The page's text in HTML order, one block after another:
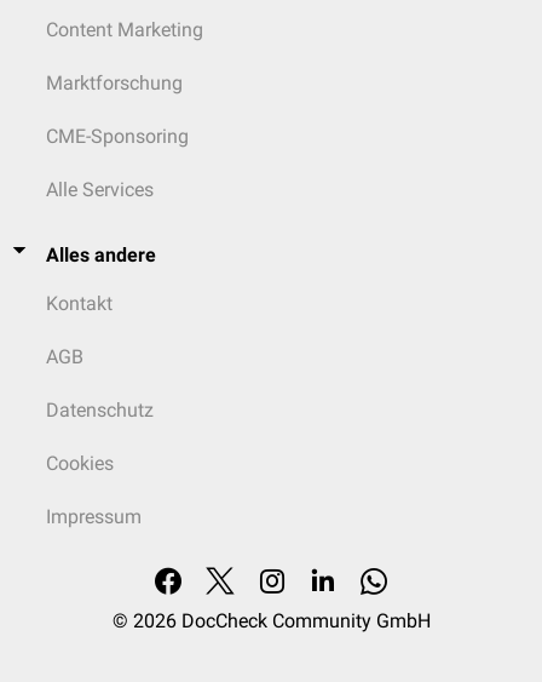
Content Marketing
Marktforschung
CME-Sponsoring
Alle Services
Alles andere
Kontakt
AGB
Datenschutz
Cookies
Impressum
© 2026 DocCheck Community GmbH